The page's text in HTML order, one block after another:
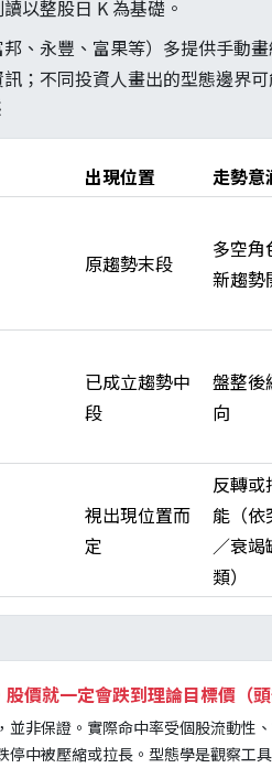
以整股日 K 為基礎。
、永豐、富果等）多提供手動
；不同投資人畫出的型態邊界可
出現位置 走勢意
原趨勢末段
多空角
新趨勢
已成立趨勢中
段
盤整後
向
視出現位置而
定
反轉或
能（依
／衰竭
類）
價就一定會跌到理論目標價（
並非保證。實際命中率受個股流動
停中被壓縮或拉長。型態學是觀察工